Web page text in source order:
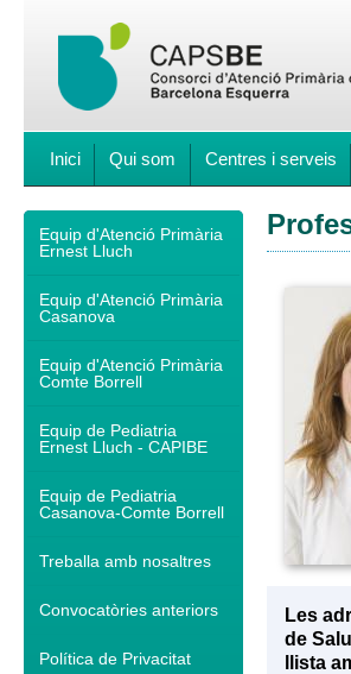
Inici Qui som Centres i serveis
Equip d'Atenció Primària
Ernest Lluch
Equip d'Atenció Primària
Casanova
Equip d'Atenció Primària
Comte Borrell
Equip de Pediatria
Ernest Lluch - CAPIBE
Equip de Pediatria
Casanova-Comte Borrell
Treballa amb nosaltres
Convocatòries anteriors
Política de Privacitat
Les
de
llista